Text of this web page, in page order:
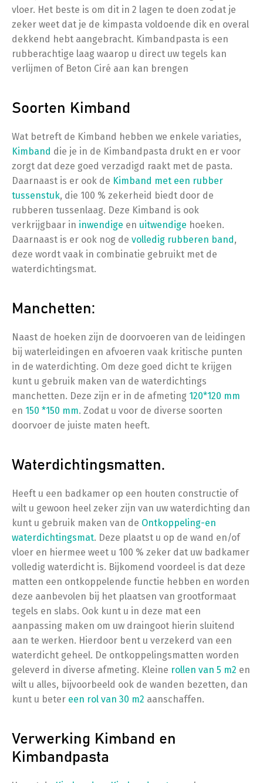
vloer. Het beste is om dit in 2 lagen te doen zodat je
zeker weet dat je de kimpasta voldoende dik en overal
dekkend hebt aangebracht. Kimbandpasta is een
rubberachtige laag waarop u direct uw tegels kan
verlijmen of Beton Ciré aan kan brengen
Soorten Kimband
Wat betreft de Kimband hebben we enkele variaties,
Kimband die je in de Kimbandpasta drukt en er voor
zorgt dat deze goed verzadigd raakt met de pasta.
Daarnaast is er ook de Kimband met een rubber
tussenstuk, die 100 % zekerheid biedt door de
rubberen tussenlaag. Deze Kimband is ook
verkrijgbaar in inwendige en uitwendige hoeken.
Daarnaast is er ook nog de volledig rubberen band,
deze wordt vaak in combinatie gebruikt met de
waterdichtingsmat.
Manchetten:
Naast de hoeken zijn de doorvoeren van de leidingen
bij waterleidingen en afvoeren vaak kritische punten
in de waterdichting. Om deze goed dicht te krijgen
kunt u gebruik maken van de waterdichtings
manchetten. Deze zijn er in de afmeting 120*120 mm
en 150 *150 mm. Zodat u voor de diverse soorten
doorvoer de juiste maten heeft.
Waterdichtingsmatten.
Heeft u een badkamer op een houten constructie of
wilt u gewoon heel zeker zijn van uw waterdichting dan
kunt u gebruik maken van de Ontkoppeling-en
waterdichtingsmat. Deze plaatst u op de wand en/of
vloer en hiermee weet u 100 % zeker dat uw badkamer
volledig waterdicht is. Bijkomend voordeel is dat deze
matten een ontkoppelende functie hebben en worden
deze aanbevolen bij het plaatsen van grootformaat
tegels en slabs. Ook kunt u in deze mat een
aanpassing maken om uw draingoot hierin sluitend
aan te werken. Hierdoor bent u verzekerd van een
waterdicht geheel. De ontkoppelingsmatten worden
geleverd in diverse afmeting. Kleine rollen van 5 m2 en
wilt u alles, bijvoorbeeld ook de wanden bezetten, dan
kunt u beter een rol van 30 m2 aanschaffen.
Verwerking Kimband en
Kimbandpasta